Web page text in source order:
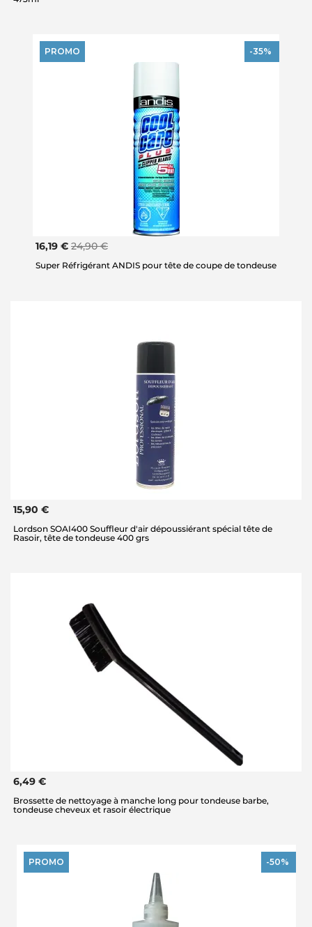
PROMO -35%
16,19 € 24,90 €
Super Réfrigérant ANDIS pour tête de coupe de tondeuse
15,90 €
Lordson SOAI400 Souffleur d'air dépoussiérant spécial tête de
Rasoir, tête de tondeuse 400 grs
6,49 €
Brossette de nettoyage à manche long pour tondeuse barbe,
tondeuse cheveux et rasoir électrique
PROMO -50%